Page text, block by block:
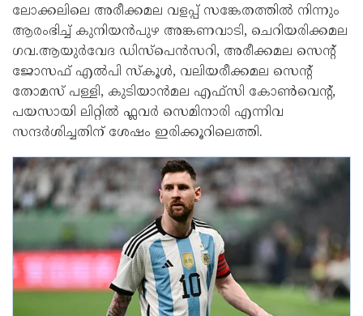
ലോക്കലിലെ അരീക്കമല വളപ്പ് സങ്കേതത്തിൽ നിന്നും
ആരംഭിച്ച് കുനിയൻപുഴ അങ്കണവാടി, ചെറിയരിക്കമല
ഗവ.ആയുർവേദ ഡിസ്പെൻസറി, അരീക്കമല സെൻ്റ്
ജോസഫ് എൽപി സ്കൂൾ, വലിയരീക്കമല സെൻ്റ്
തോമസ് പള്ളി, കുടിയാൻമല എഫ്സി കോൺവെൻ്റ്,
പയസായി ലിറ്റിൽ ഫ്ലവർ സെമിനാരി എന്നിവ
സന്ദർശിച്ചതിന് ശേഷം ഇരിക്കൂറിലെത്തി.